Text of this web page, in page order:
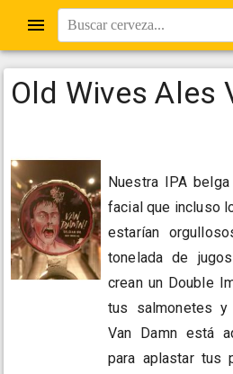
Buscar cerveza...
Old Wives Ales
Nuestra IPA
facial que incluso
estarían
tonelada de
crean un Double
tus salmonetes y
Van Damn está
para aplastar tus